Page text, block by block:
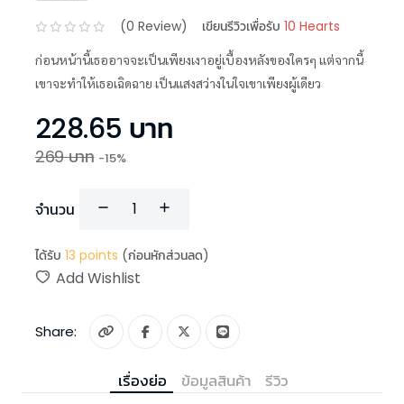
(0 Review) เขียนรีวิวเพื่อรับ 10 Hearts
ก่อนหน้านี้เธออาจจะเป็นเพียงเงาอยู่เบื้องหลังของใครๆ แต่จากนี้
เขาจะทำให้เธอเฉิดฉาย เป็นแสงสว่างในใจเขาเพียงผู้เดียว
228.65 บาท
269บาท -15%
จำนวน
ได้รับ 13 points (ก่อนหักส่วนลด)
Add Wishlist
Share:
เรื่องย่อ ข้อมูลสินค้า รีวิว